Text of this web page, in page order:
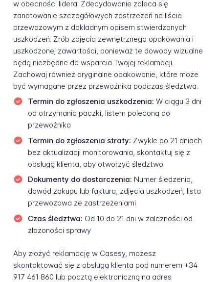
w obecności lidera. Zdecydowanie zaleca się
zanotowanie szczegółowych zastrzeżeń na liście
przewozowym z dokładnym opisem stwierdzonych
uszkodzeń. Zrób zdjęcia zewnętrznego opakowania i
uszkodzonej zawartości, ponieważ te dowody wizualne
będą niezbędne do wsparcia Twojej reklamacji.
Zachowaj również oryginalne opakowanie, które może
być wymagane przez przewoźnika podczas śledztwa.
Termin do zgłoszenia uszkodzenia: W ciągu 3 dni
od otrzymania paczki, listem poleconą do
przewoźnika
Termin do zgłoszenia straty: Zwykle po 21 dniach
bez aktualizacji monitorowania, skontaktuj się z
obsługą klienta, aby otworzyć śledztwo
Dokumenty do dostarczenia: Numer śledzenia,
dowód zakupu lub faktura, zdjęcia uszkodzeń, lista
przewozowa ze zastrzeżeniami
Czas śledztwa: Od 10 do 21 dni w zależności od
złożoności sprawy
Aby złożyć reklamację w Casesy, możesz
skontaktować się z obsługą klienta pod numerem +34
917 461 860 lub pocztą elektroniczną na adres